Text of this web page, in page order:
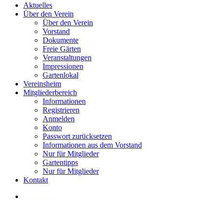
Aktuelles
Über den Verein
Über den Verein
Vorstand
Dokumente
Freie Gärten
Veranstaltungen
Impressionen
Gartenlokal
Vereinsheim
Mitgliederbereich
Informationen
Registrieren
Anmelden
Konto
Passwort zurücksetzen
Informationen aus dem Vorstand
Nur für Mitglieder
Gartentipps
Nur für Mitglieder
Kontakt